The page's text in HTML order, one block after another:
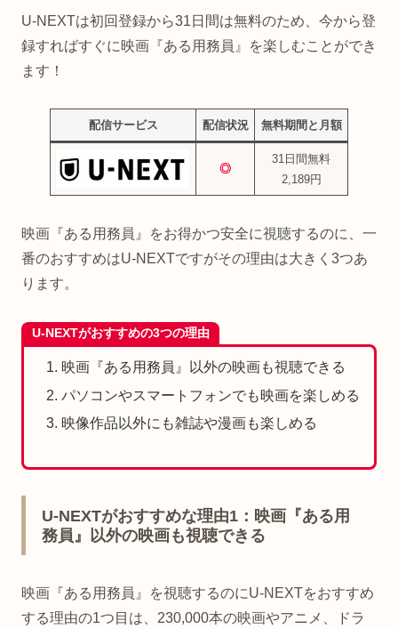
U-NEXTは初回登録から31日間は無料のため、今から登
録すればすぐに映画『ある用務員』を楽しむことができ
ます！
配信サービス 配信状況 無料期間と月額
◎
31日間無料
2,189円
映画『ある用務員』をお得かつ安全に視聴するのに、一
番のおすすめはU-NEXTですがその理由は大きく3つあ
ります。
U-NEXTがおすすめの3つの理由
映画『ある用務員』以外の映画も視聴できる
パソコンやスマートフォンでも映画を楽しめる
映像作品以外にも雑誌や漫画も楽しめる
U-NEXTがおすすめな理由1：映画『ある用
務員』以外の映画も視聴できる
映画『ある用務員』を視聴するのにU-NEXTをおすすめ
する理由の1つ目は、230,000本の映画やアニメ、ドラ